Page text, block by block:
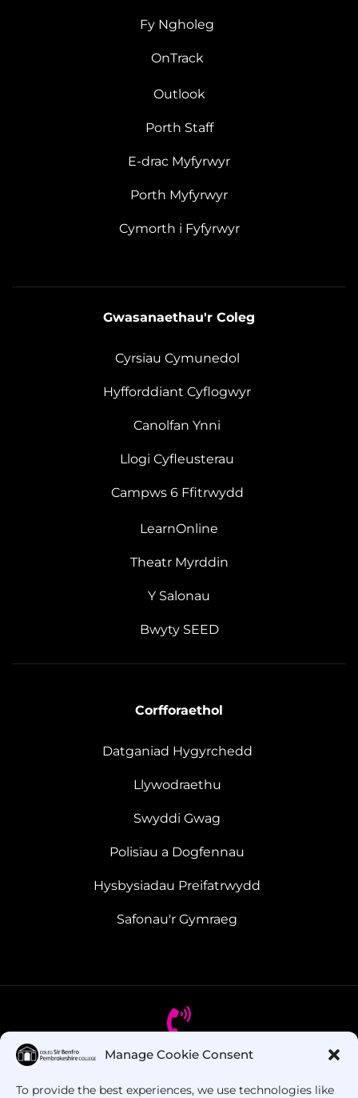
Manage Cookie Consent
To provide the best experiences, we use technologies like
Fy Ngholeg
OnTrack
Outlook
Porth Staff
E-drac Myfyrwyr
Porth Myfyrwyr
Cymorth i Fyfyrwyr
Gwasanaethau'r Coleg
Cyrsiau Cymunedol
Hyfforddiant Cyflogwyr
Canolfan Ynni
Llogi Cyfleusterau
Campws 6 Ffitrwydd
LearnOnline
Theatr Myrddin
Y Salonau
Bwyty SEED
Corfforaethol
Datganiad Hygyrchedd
Llywodraethu
Swyddi Gwag
Polisïau a Dogfennau
Hysbysiadau Preifatrwydd
Safonau'r Gymraeg